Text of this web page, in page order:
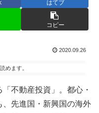
はてブ
コピー
2020.09.26
めます。
不動産投資」。都心・
先進国・新興国の海外